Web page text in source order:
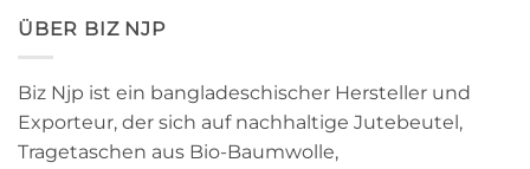
ÜBER BIZ NJP
Biz Njp ist ein bangladeschischer Hersteller und
Exporteur, der sich auf nachhaltige Jutebeutel,
Tragetaschen aus Bio-Baumwolle,